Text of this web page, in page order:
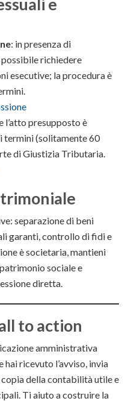
: in presenza di
richiedere
esecutive; la procedura è
l’atto presupposto è
termini (solitamente 60
di Giustizia Tributaria.
separazione di beni
garanti, controllo di fidi e
è societaria, mantieni
sociale e
diretta.
to action
amministrativa
hai ricevuto l’avviso, invia
copia della contabilità utile e
Ti aiuto a costruire la